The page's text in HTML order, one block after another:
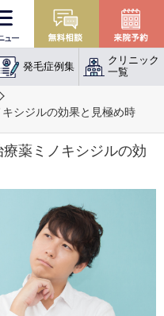
無料相談
発毛症例集
クリニック
一覧
シジルの効果と見極め時
薬ミノキシジルの効